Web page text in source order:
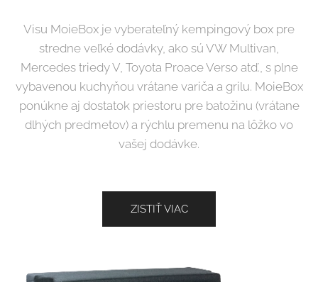
Visu MoieBox je vyberateľný kempingový box pre
stredne veľké dodávky, ako sú VW Multivan,
Mercedes triedy V, Toyota Proace Verso atď., s plne
vybavenou kuchyňou vrátane variča a grilu. MoieBox
ponúkne aj dostatok priestoru pre batožinu (vrátane
dlhých predmetov) a rýchlu premenu na lôžko vo
vašej dodávke.
ZISTIŤ VIAC